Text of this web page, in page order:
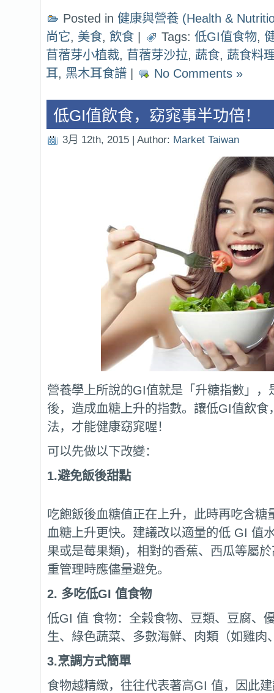
Posted in 健康與營養 (Health &
尚它, 美食, 飲食 Tags: 低GI值食物,
苜蓿芽小植裁, 苜蓿芽沙拉, 蔬食, 蔬食料
耳, 黑木耳食譜 No Comments »
低GI值飲食，窈窕事半功倍！
3月 12th, 2015 | Author: Market Taiwan
營養學上所說的GI值就是「升糖指數」，
後，造成血糖上升的指數。讓低GI值飲食
法，才能健康窈窕喔！
可以先做以下改變：
1.避免飯後甜點
吃飽飯後血糖值正在上升，此時再吃含糖
血糖上升更快。建議改以適量的低 GI 值
果或是莓果類)，相對的香蕉、西瓜等屬
重管理時應儘量避免。
2. 多吃低GI 值食物
低GI 值 食物：全榖食物、豆類、豆腐、
生、綠色蔬菜、多數海鮮、肉類（如雞肉
3.烹調方式簡單
食物越精緻，往往代表著高GI 值，因此